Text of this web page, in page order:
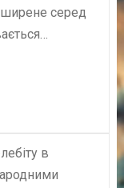
серед
в